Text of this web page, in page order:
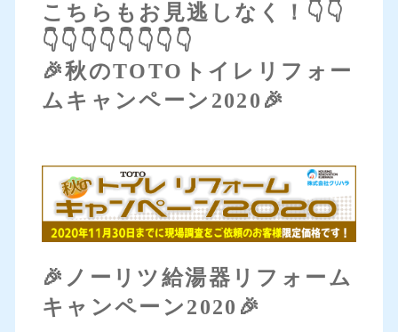
こちらもお見逃しなく！👇👇
👇👇👇👇👇👇👇👇
🎉秋のTOTOトイレリフォー
ムキャンペーン2020🎉
🎉ノーリツ給湯器リフォーム
キャンペーン2020🎉